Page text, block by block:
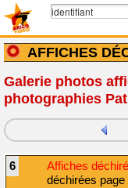
AFFICHES
Galerie photos
photographies
6 Affiches
déchirées